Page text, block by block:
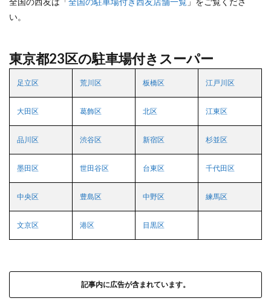
い。
東京都23区の駐車場付きスーパー
足立区 荒川区 板橋区 江戸川区
大田区 葛飾区 北区 江東区
品川区 渋谷区 新宿区 杉並区
墨田区 世田谷区 台東区 千代田区
中央区 豊島区 中野区 練馬区
文京区 港区 目黒区
記事内に広告が含まれています。